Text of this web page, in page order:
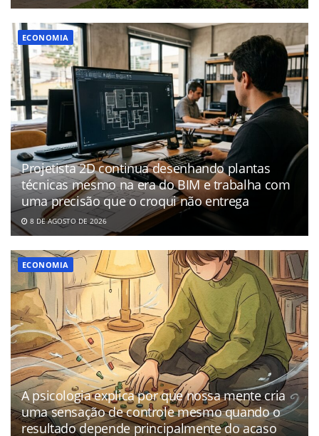
ECONOMIA
Projetista 2D continua desenhando plantas
técnicas mesmo na era do BIM e trabalha com
uma precisão que o croqui não entrega
8 DE AGOSTO DE 2026
ECONOMIA
A psicologia explica por que nossa mente cria
uma sensação de controle mesmo quando o
resultado depende principalmente do acaso